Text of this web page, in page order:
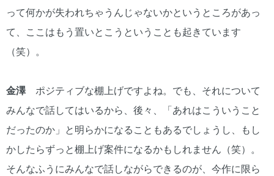
って何かが失われちゃうんじゃないかというところがあっ
て、ここはもう置いとこうということも起きています
（笑）。
金澤 ポジティブな棚上げですよね。でも、それについて
みんなで話してはいるから、後々、「あれはこういうこと
だったのか」と明らかになることもあるでしょうし、もし
かしたらずっと棚上げ案件になるかもしれません（笑）。
そんなふうにみんなで話しながらできるのが、今作に限ら